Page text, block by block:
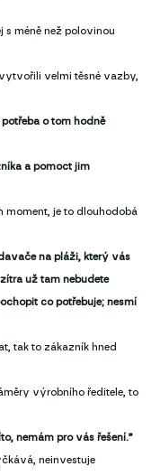
s méně než polovinou
velmi těsné vazby,
o tom hodně
a pomoct jim
moment, je to dlouhodobá
na pláži, který vás
už tam nebudete
co potřebuje; nesmí
tak to zákazník hned
výrobního ředitele, to
nemám pro vás řešení.”
neinvestuje